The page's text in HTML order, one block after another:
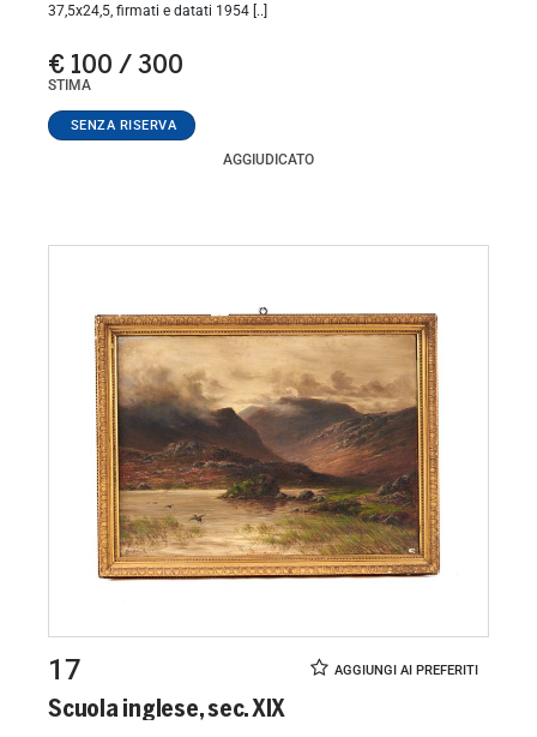
37,5x24,5, firmati e datati 1954 [..]
€ 100 / 300
STIMA
AGGIUDICATO
17
Scuola inglese, sec. XIX